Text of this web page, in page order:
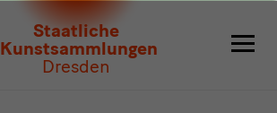
Staatliche
Kunstsammlungen
Dresden